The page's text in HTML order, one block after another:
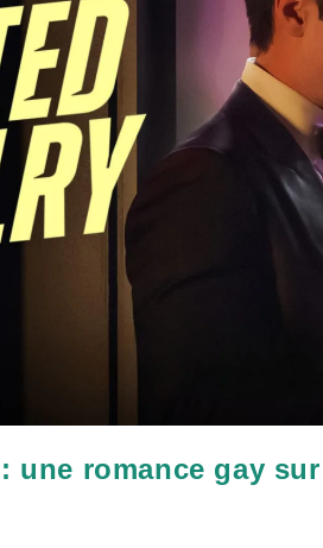
: une romance gay